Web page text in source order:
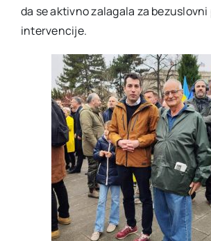
da se aktivno zalagala za bezuslovni
intervencije.